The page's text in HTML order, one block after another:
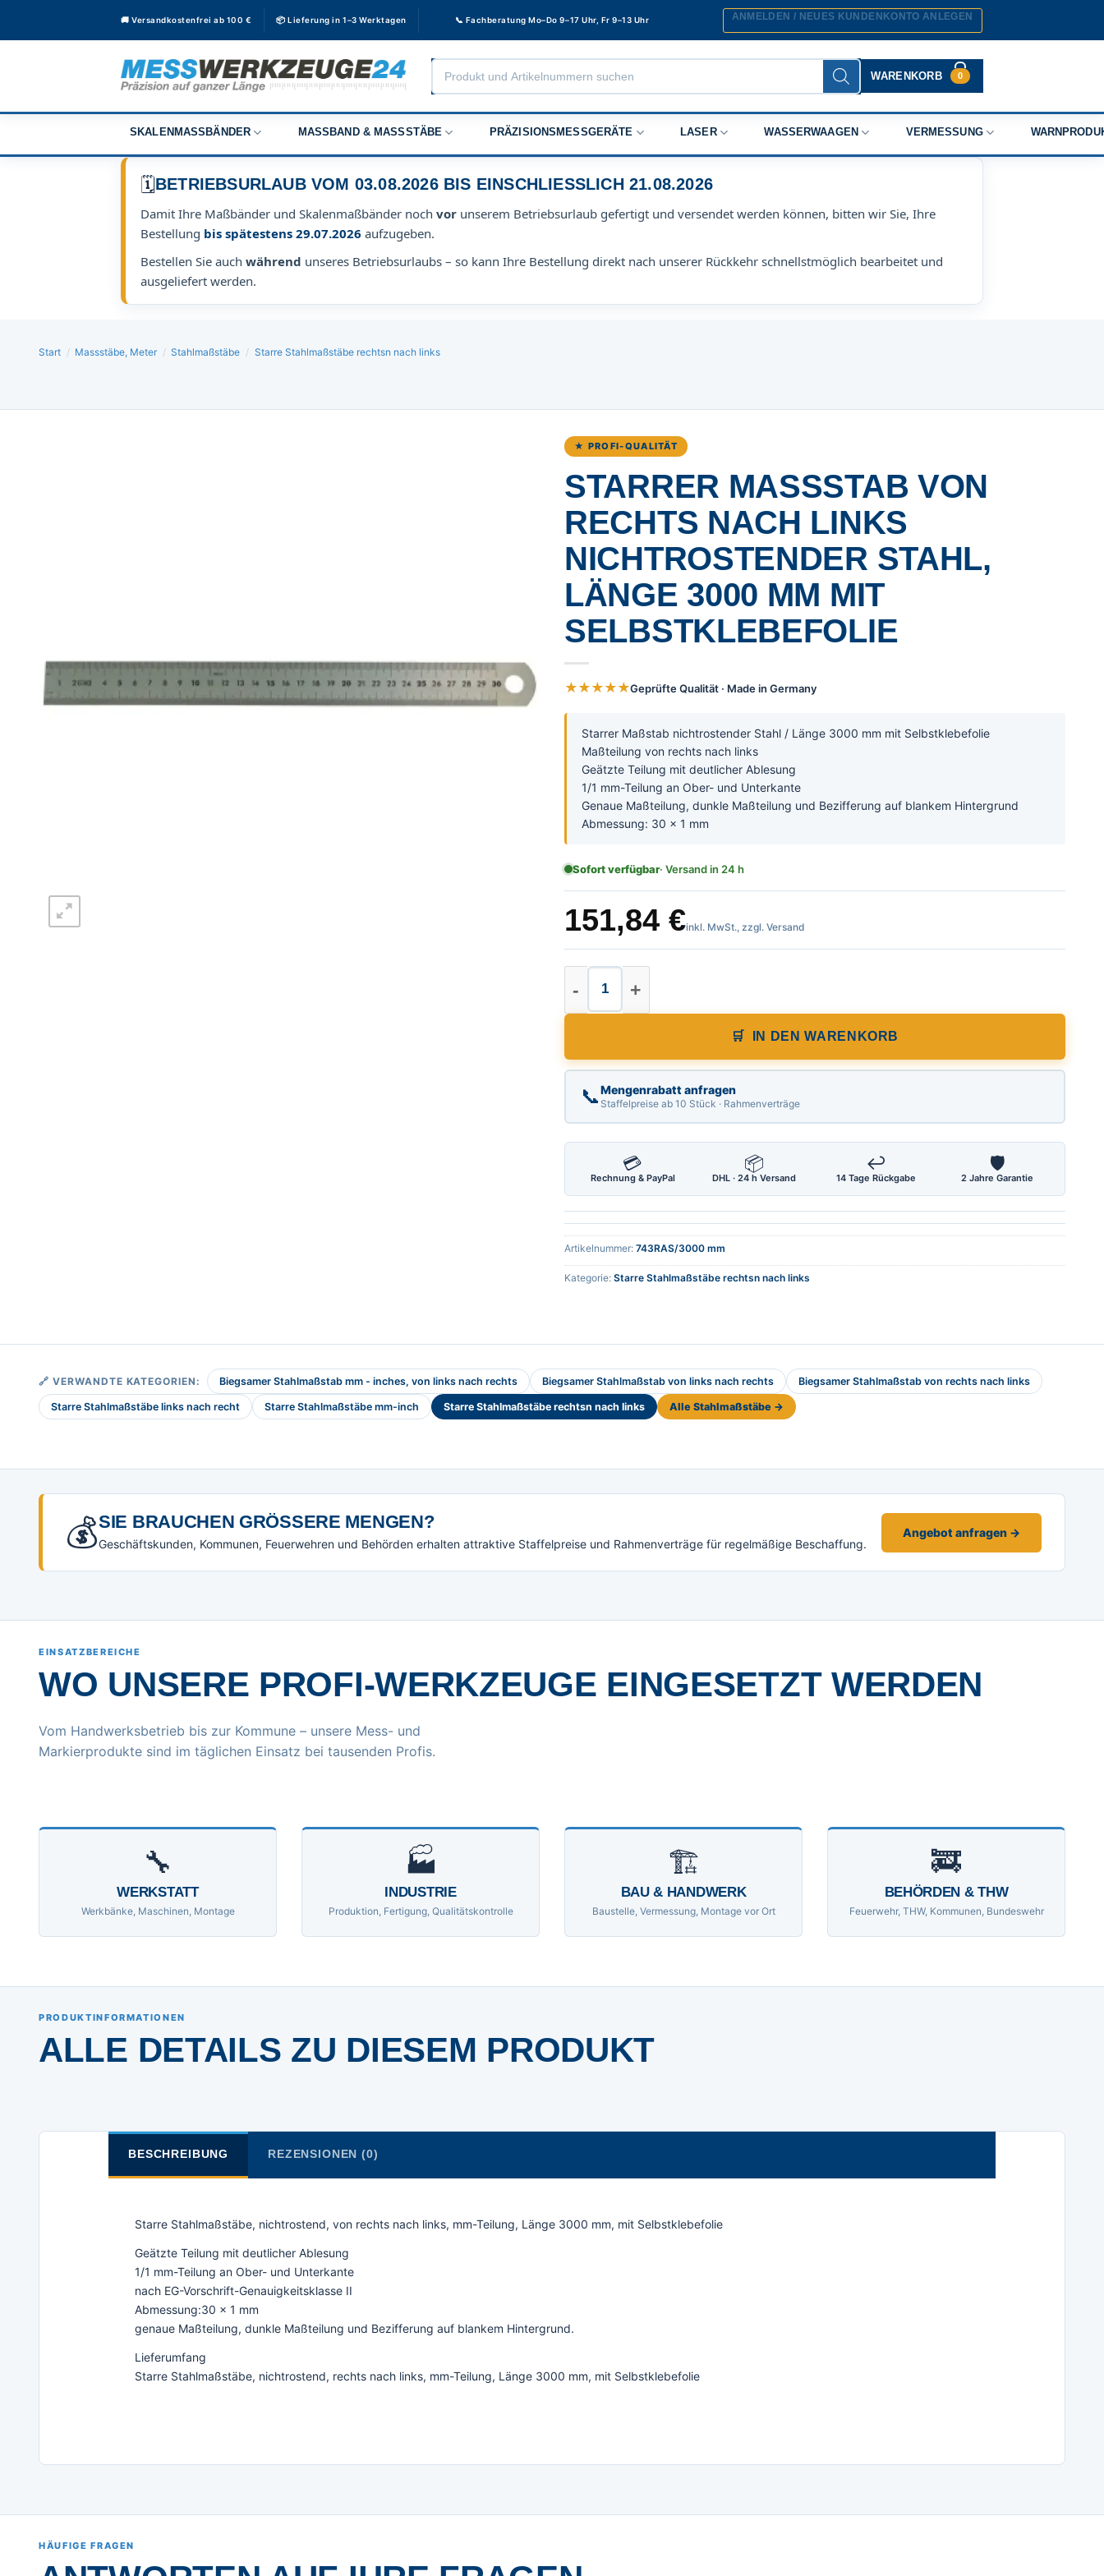
🚚 Versandkostenfrei ab 100 € 📦 Lieferung in 1–3 Werktagen 📞 Fachberatung Mo–Do 9–17 Uhr, Fr 9–13 Uhr ANMELDEN / NEUES KUNDENKONTO ANLEGEN
Products
search
WARENKORB 0
SKALENMASSBÄNDER MASSBAND & MASSSTÄBE PRÄZISIONSMESSGERÄTE LASER WASSERWAAGEN VERMESSUNG
🗓️BETRIEBSURLAUB VOM 03.08.2026 BIS EINSCHLIESSLICH 21.08.2026
Damit Ihre Maßbänder und Skalenmaßbänder noch vor unserem Betriebsurlaub gefertigt und versendet werden können, bitten wir Sie, Ihre
Bestellung bis spätestens 29.07.2026 aufzugeben.
Bestellen Sie auch während unseres Betriebsurlaubs – so kann Ihre Bestellung direkt nach unserer Rückkehr schnellstmöglich bearbeitet und
ausgeliefert werden.
Start / Massstäbe, Meter / Stahlmaßstäbe / Starre Stahlmaßstäbe rechtsn nach links
★ PROFI-QUALITÄT
STARRER MASSSTAB VON R
ECHTS NACH LINKS N
ICHTROSTENDER STAHL, L
ÄNGE 3000 MM MIT S
ELBSTKLEBEFOLIE
★★★★★Geprüfte Qualität · Made in Germany
Starrer Maßstab nichtrostender Stahl / Länge 3000 mm mit Selbstklebefolie
Maßteilung von rechts nach links
Geätzte Teilung mit deutlicher Ablesung
1/1 mm-Teilung an Ober- und Unterkante
Genaue Maßteilung, dunkle Maßteilung und Bezifferung auf blankem Hintergrund
Abmessung: 30 x 1 mm
Sofort verfügbar· Versand in 24 h
151,84 €inkl. MwSt., zzgl. Versand
Starrer Maßstab von rechts nach links nichtrostender Stahl,
IN DEN WARENKORB
📞Mengenrabatt anfragen
Staffelpreise ab 10 Stück · Rahmenverträge
💳
Rechnung & PayPal
📦
DHL · 24 h Versand
↩
14 Tage Rückgabe
🛡
2 Jahre Garantie
Artikelnummer: 743RAS/3000 mm
Kategorie: Starre Stahlmaßstäbe rechtsn nach links
🔗 VERWANDTE KATEGORIEN: Biegsamer Stahlmaßstab mm - inches, von links nach rechts Biegsamer Stahlmaßstab von links nach rechts Biegsamer Stahlmaßstab von rechts nach links
Starre Stahlmaßstäbe links nach recht Starre Stahlmaßstäbe mm-inch Starre Stahlmaßstäbe rechtsn nach links Alle Stahlmaßstäbe →
💰SIE BRAUCHEN GRÖSSERE MENGEN?
Geschäftskunden, Kommunen, Feuerwehren und Behörden erhalten attraktive Staffelpreise und Rahmenverträge für regelmäßige Beschaffung.
Angebot anfragen →
EINSATZBEREICHE
WO UNSERE PROFI-WERKZEUGE EINGESETZT WERDEN
Vom Handwerksbetrieb bis zur Kommune – unsere Mess- und
Markierprodukte sind im täglichen Einsatz bei tausenden Profis.
🔧
WERKSTATT
Werkbänke, Maschinen, Montage
🏭
INDUSTRIE
Produktion, Fertigung, Qualitätskontrolle
🏗
BAU & HANDWERK
Baustelle, Vermessung, Montage vor Ort
🚒
BEHÖRDEN & THW
Feuerwehr, THW, Kommunen, Bundeswehr
PRODUKTINFORMATIONEN
ALLE DETAILS ZU DIESEM PRODUKT
BESCHREIBUNG REZENSIONEN (0)
Starre Stahlmaßstäbe, nichtrostend, von rechts nach links, mm-Teilung, Länge 3000 mm, mit Selbstklebefolie
Geätzte Teilung mit deutlicher Ablesung
1/1 mm-Teilung an Ober- und Unterkante
nach EG-Vorschrift-Genauigkeitsklasse II
Abmessung:30 x 1 mm
genaue Maßteilung, dunkle Maßteilung und Bezifferung auf blankem Hintergrund.
Lieferumfang
Starre Stahlmaßstäbe, nichtrostend, rechts nach links, mm-Teilung, Länge 3000 mm, mit Selbstklebefolie
HÄUFIGE FRAGEN